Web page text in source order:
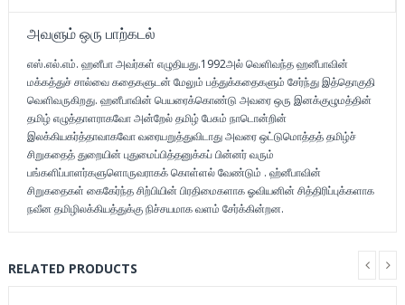
அவளும் ஒரு பாற்கடல்
எஸ்.எல்.எம். ஹனீபா அவர்கள் எழுதியது.1992அல் வெளிவந்த ஹனீபாவின்
மக்கத்துச் சால்வை கதைகளுடன் மேலும் பத்துக்கதைகளும் சேர்ந்து இத்தொகுதி
வெளிவருகிறது. ஹனீபாவின் பெயரைக்கொண்டு அவரை ஒரு இனக்குழுமத்தின்
தமிழ் எழுத்தாளராகவோ அன்றேல் தமிழ் பேசும் நாடொன்றின்
இலக்கியகர்த்தாவாகவோ வரையறுத்துவிடாது அவரை ஒட்டுமொத்தத் தமிழ்ச்
சிறுகதைத் துறையின் புதுமைப்பித்தனுக்கப் பின்னர் வரும்
பங்களிப்பாளர்களுளொருவராகக் கொள்ளல் வேண்டும் . ஹ்னீபாவின்
சிறுகதைகள் கைகேர்ந்த சிற்பியின் பிரதிமைகளாக ஓவியனின் சித்திரிப்புக்களாக
நவீன தமிழிலக்கியத்துக்கு நிச்சயமாக வளம் சேர்க்கின்றன.
RELATED PRODUCTS